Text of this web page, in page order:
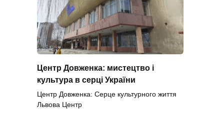
Центр Довженка: мистецтво і
культура в серці України
Центр Довженка: Серце культурного життя
Львова Центр